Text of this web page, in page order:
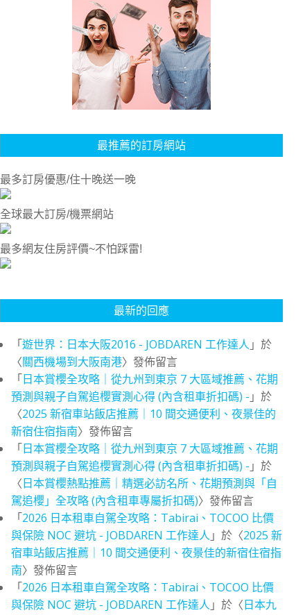
最推薦的訂房網站
最多訂房優惠/住十晚送一晚
全球最大訂房/機票網站
最多網友住房評價~不怕踩雷!
最新的回應
「遊世界：日本大阪2016 - JOBDAREN 工作達人 」於
〈關西機場到大阪南港〉發佈留言
「日本賞櫻全攻略｜從九州到東京 7 大區域推薦、花期
預測與親子自駕追櫻實測心得 (內含租車折扣碼) - 」於
〈2025 新宿車站飯店推薦｜10 間交通便利、夜景佳的
新宿住宿指南〉發佈留言
「日本賞櫻全攻略｜從九州到東京 7 大區域推薦、花期
預測與親子自駕追櫻實測心得 (內含租車折扣碼) - 」於
〈日本賞櫻熱點推薦｜精選必訪名所、花期預測與「自
駕追櫻」全攻略 (內含租車專屬折扣碼)〉發佈留言
「2026 日本租車自駕全攻略：Tabirai、TOCOO 比價
與保險 NOC 避坑 - JOBDAREN 工作達人 」於〈2025 新
宿車站飯店推薦｜10 間交通便利、夜景佳的新宿住宿指
南〉發佈留言
「2026 日本租車自駕全攻略：Tabirai、TOCOO 比價
與保險 NOC 避坑 - JOBDAREN 工作達人 」於〈日本九